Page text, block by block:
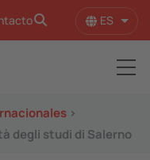
ES
>
degli studi di Salerno